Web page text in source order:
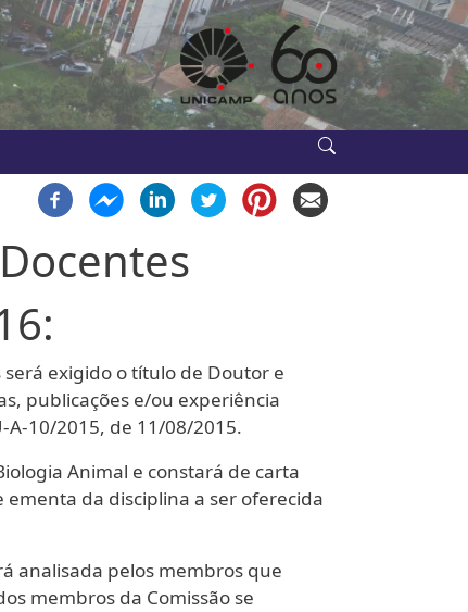
exigido o título de Doutor e
publicações e/ou experiência
A-10/2015, de 11/08/2015.
Animal e constará de carta
da disciplina a ser oferecida
pelos membros que
membros da Comissão se